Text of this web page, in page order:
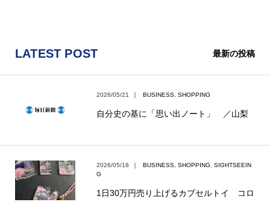
LATEST POST 最新の投稿
2026/05/21 ｜ BUSINESS SHOPPING
自分史の基に「思い出ノート」 ／山梨
2026/05/18 ｜ BUSINESS SHOPPING
SIGHTSEEIN
G
1日30万円売り上げるカプセルトイ コロ